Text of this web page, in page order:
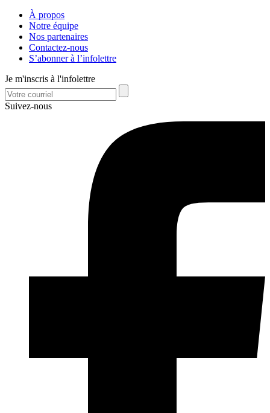
À propos
Notre équipe
Nos partenaires
Contactez-nous
S’abonner à l’infolettre
Je m'inscris à l'infolettre
Suivez-nous